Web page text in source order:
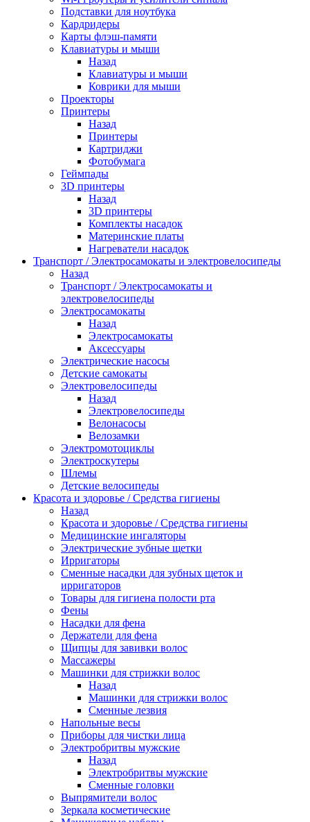
Подставки для ноутбука
Кардридеры
Карты флэш-памяти
Клавиатуры и мыши
Назад
Клавиатуры и мыши
Коврики для мыши
Проекторы
Принтеры
Назад
Принтеры
Картриджи
Фотобумага
Геймпады
3D принтеры
Назад
3D принтеры
Комплекты насадок
Материнские платы
Нагреватели насадок
Транспорт / Электросамокаты и электровелосипеды
Назад
Транспорт / Электросамокаты и
электровелосипеды
Электросамокаты
Назад
Электросамокаты
Аксессуары
Электрические насосы
Детские самокаты
Электровелосипеды
Назад
Электровелосипеды
Велонасосы
Велозамки
Электромотоциклы
Электроскутеры
Шлемы
Детские велосипеды
Красота и здоровье / Средства гигиены
Назад
Красота и здоровье / Средства гигиены
Медицинские ингаляторы
Электрические зубные щетки
Ирригаторы
Сменные насадки для зубных щеток и
ирригаторов
Товары для гигиена полости рта
Фены
Насадки для фена
Держатели для фена
Щипцы для завивки волос
Массажеры
Машинки для стрижки волос
Назад
Машинки для стрижки волос
Сменные лезвия
Напольные весы
Приборы для чистки лица
Электробритвы мужские
Назад
Электробритвы мужские
Сменные головки
Выпрямители волос
Зеркала косметические